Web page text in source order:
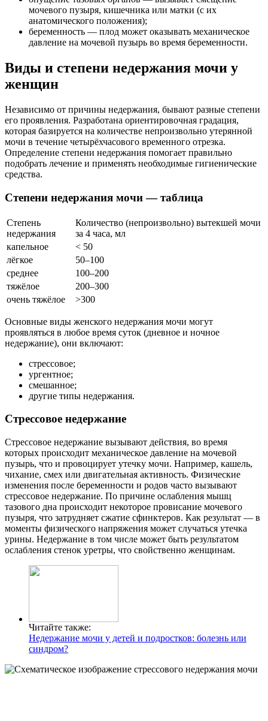
мочевого пузыря, кишечника или матки (с их
анатомического положения);
беременность — плод может оказывать механическое
давление на мочевой пузырь во время беременности.
Виды и степени недержания мочи у
женщин
Независимо от причины недержания, бывают разные степени
его проявления. Разработана ориентировочная градация,
которая базируется на количестве непроизвольно утерянной
мочи в течение четырёхчасового временного отрезка.
Определение степени недержания помогает правильно
подобрать лечение и применять необходимые гигиенические
средства.
Степени недержания мочи — таблица
Степень
недержания
Количество (непроизвольно) вытекшей мочи
за 4 часа, мл
капельное
< 50
лёгкое
50–100
среднее
100–200
тяжёлое
200–300
очень тяжёлое
>300
Основные виды женского недержания мочи могут
проявляться в любое время суток (дневное и ночное
недержание), они включают:
стрессовое;
ургентное;
смешанное;
другие типы недержания.
Стрессовое недержание
Стрессовое недержание вызывают действия, во время
которых происходит механическое давление на мочевой
пузырь, что и провоцирует утечку мочи. Например, кашель,
чихание, смех или двигательная активность. Физические
изменения после беременности и родов часто вызывают
стрессовое недержание. По причине ослабления мышц
тазового дна происходит некоторое провисание мочевого
пузыря, что затрудняет сжатие сфинктеров. Как результат — в
моменты физического напряжения может случаться утечка
урины. Недержание в том числе может быть результатом
ослабления стенок уретры, что свойственно женщинам.
Читайте также:
Недержание мочи у детей и подростков: болезнь или
синдром?